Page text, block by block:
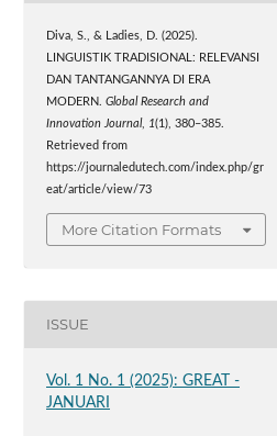
Diva, S., & Ladies, D. (2025).
LINGUISTIK TRADISIONAL: RELEVANSI
DAN TANTANGANNYA DI ERA
MODERN.Global Research and
Innovation Journal, 1(1), 380–385.
Retrieved from
https://journaledutech.com/index.php/gr
eat/article/view/73
More Citation Formats
ISSUE
Vol. 1 No. 1 (2025): GREAT -
JANUARI